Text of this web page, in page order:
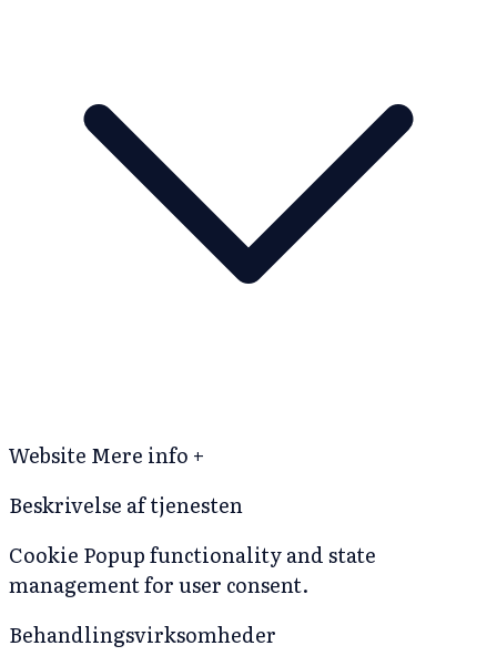
Website Mere info +
Beskrivelse af tjenesten
Cookie Popup functionality and state
management for user consent.
Behandlingsvirksomheder